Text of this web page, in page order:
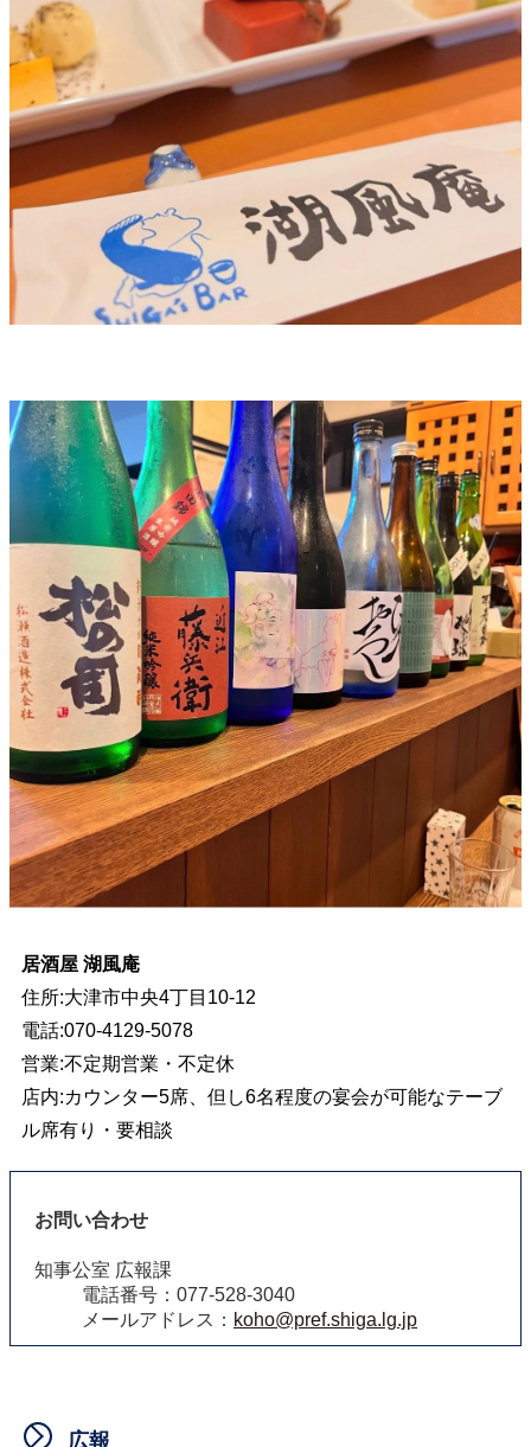
居酒屋 湖風庵
住所:大津市中央4丁目10-12
電話:070-4129-5078
営業:不定期営業・不定休
店内:カウンター5席、但し6名程度の宴会が可能なテーブ
ル席有り・要相談
お問い合わせ
知事公室 広報課
電話番号：077-528-3040
メールアドレス： koho@pref.shiga.lg.jp
広報